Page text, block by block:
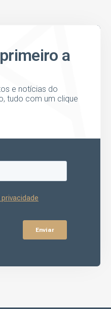
a
e notícias do
tudo com um clique